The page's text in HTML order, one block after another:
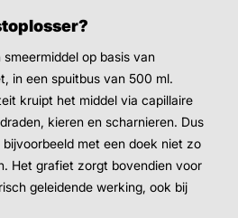
op basis van
in een spuitbus van 500 ml.
kruipt het middel via capillaire
kieren en scharnieren. Dus
met een doek niet zo
Het grafiet zorgt bovendien voor
geleidende werking, ook bij